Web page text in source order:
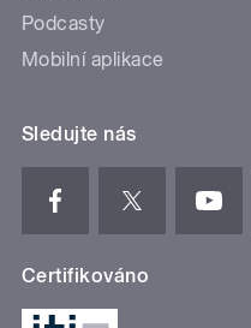
Podcasty
Mobilní aplikace
Sledujte nás
Certifikováno